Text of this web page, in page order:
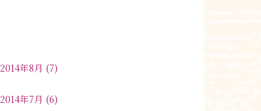
2014年8月 (7)
2014年7月 (6)